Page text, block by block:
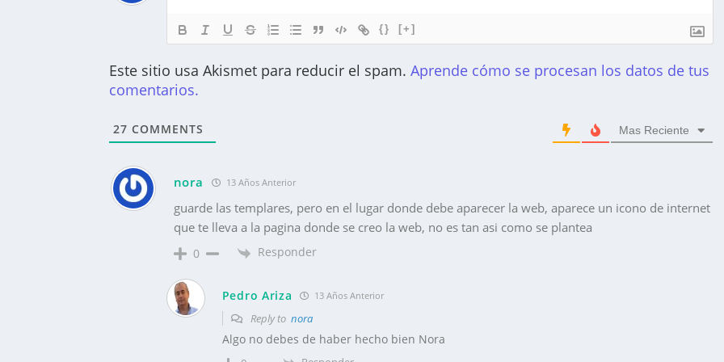
{} [+]
Este sitio usa Akismet para reducir el spam. Aprende cómo se procesan los datos de tus
comentarios.
27 COMMENTS Mas Reciente
nora 13 Años Anterior
guarde las templares, pero en el lugar donde debe aparecer la web, aparece un icono de internet
que te lleva a la pagina donde se creo la web, no es tan asi como se plantea
0 Responder
Pedro Ariza 13 Años Anterior
Reply to nora
Algo no debes de haber hecho bien Nora